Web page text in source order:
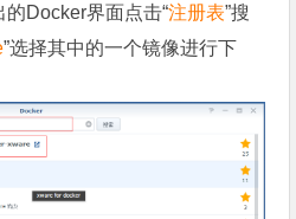
Docker界面点击“注册表”搜
”选择其中的一个镜像进行下